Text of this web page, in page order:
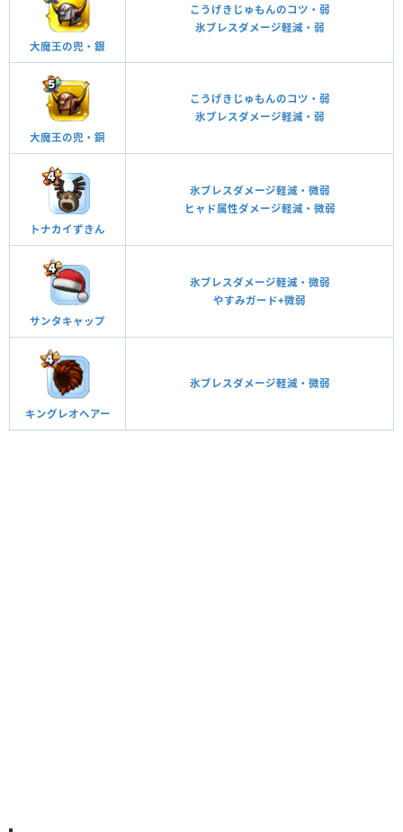
大魔王の兜・銀
こうげきじゅもんのコツ・弱
氷ブレスダメージ軽減・弱
大魔王の兜・銅
こうげきじゅもんのコツ・弱
氷ブレスダメージ軽減・弱
トナカイずきん
氷ブレスダメージ軽減・微弱
ヒャド属性ダメージ軽減・微弱
サンタキャップ
氷ブレスダメージ軽減・微弱
やすみガード+微弱
キングレオヘアー
氷ブレスダメージ軽減・微弱